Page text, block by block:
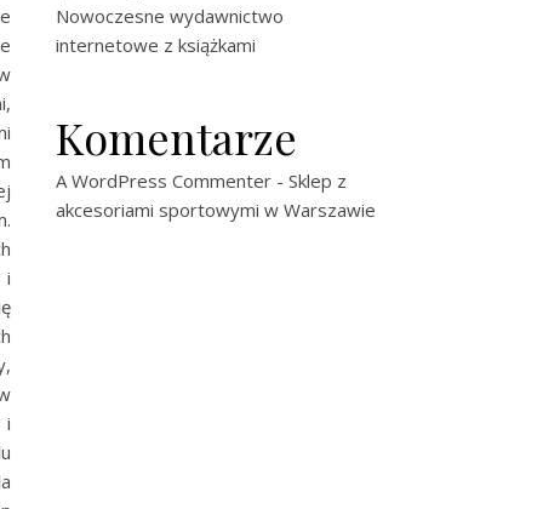
i
i
Nowoczesne wydawnictwo
internetowe z książkami
Komentarze
A WordPress Commenter - Sklep z
akcesoriami sportowymi w Warszawie